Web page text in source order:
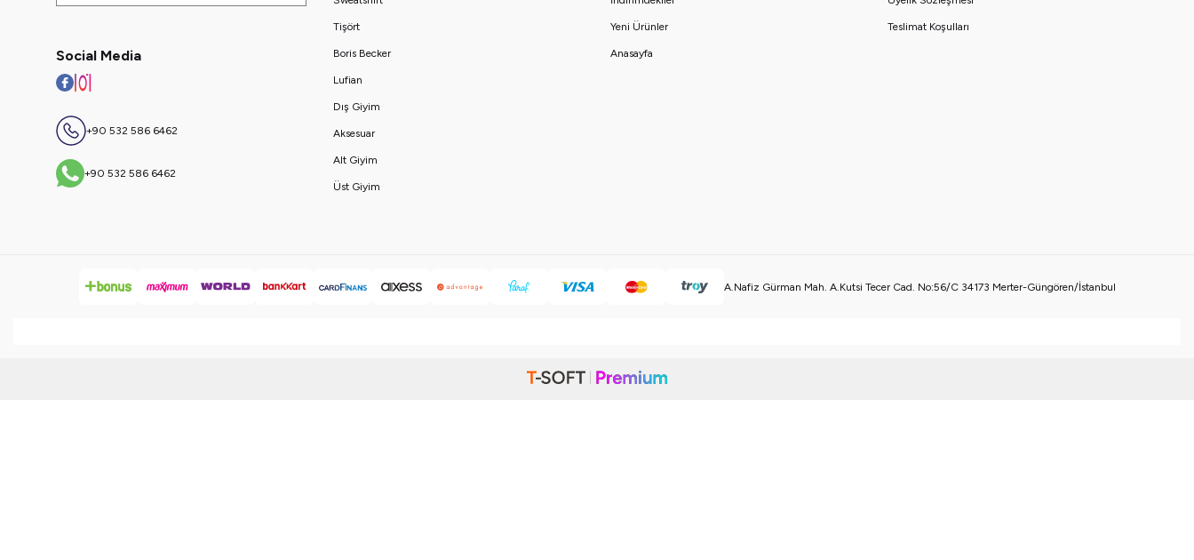
Social Media
+90 532 586 6462
+90 532 586 6462
Tişört
Boris Becker
Lufian
Dış Giyim
Aksesuar
Alt Giyim
Üst Giyim
Yeni Ürünler
Anasayfa
Teslimat Koşulları
A.Nafiz Gürman Mah. A.Kutsi Tecer Cad. No:56/C 34173 Merter-Güngören/İstanbul